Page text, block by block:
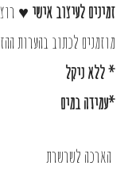
זמינים לעיצוב אישי ♥
מוזמנים לכתוב בהערות
* ללא ניקל
*עמידה במים
הארכה לשרשרת